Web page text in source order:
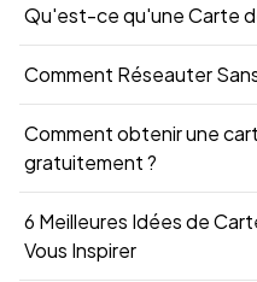
Qu'est-ce qu'une Carte
Comment Réseauter
Comment obtenir une
gratuitement ?
6 Meilleures Idées de
Vous Inspirer